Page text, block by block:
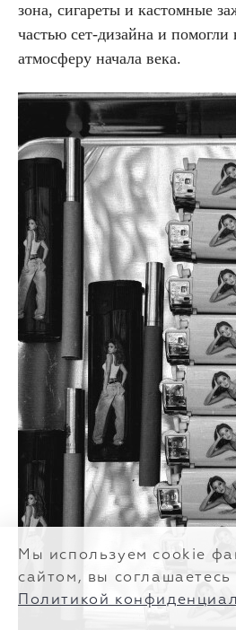
зона, сигареты и кастомные
частью сет-дизайна и помогли
атмосферу начала века.
Мы используем cookie
сайтом, вы соглашаетесь
Политикой